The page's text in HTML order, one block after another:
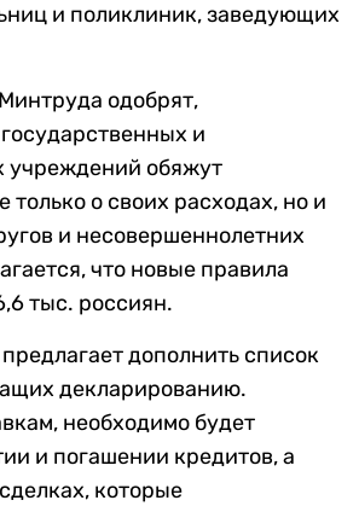
и поликлиник, заведующих
одобрят,
и
учреждений обяжут
только о своих расходах, но и
и несовершеннолетних
что новые правила
тыс. россиян.
дополнить список
декларированию.
необходимо будет
и погашении кредитов, а
которые